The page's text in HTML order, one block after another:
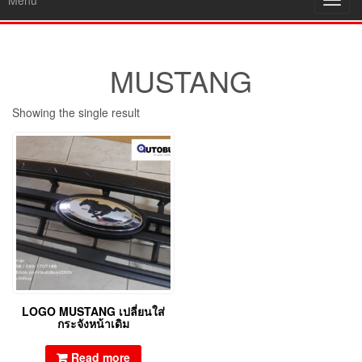
MUSTANG
Showing the single result
LOGO MUSTANG เปลี่ยนใส่
กระจังหน้าเดิม
Read more